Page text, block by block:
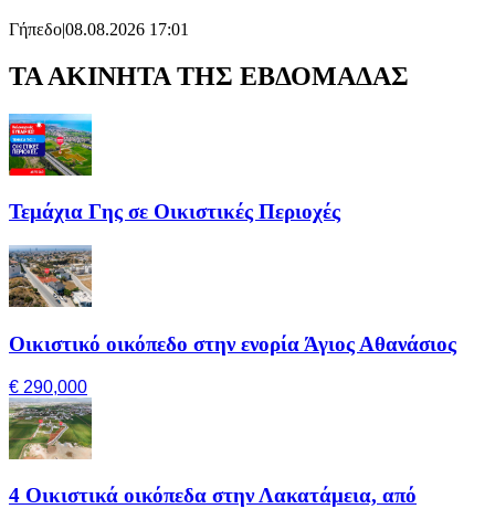
Γήπεδο|08.08.2026 17:01
ΤΑ ΑΚΙΝΗΤΑ ΤΗΣ ΕΒΔΟΜΑΔΑΣ
Τεμάχια Γης σε Οικιστικές Περιοχές
Οικιστικό οικόπεδο στην ενορία Άγιος Αθανάσιος
€ 290,000
4 Οικιστικά οικόπεδα στην Λακατάμεια, από